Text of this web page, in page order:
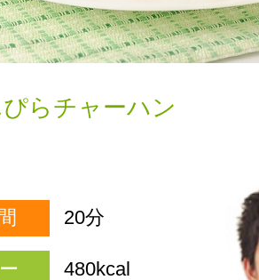
らチャーハン
20分
480kcal